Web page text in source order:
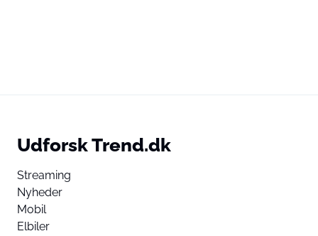
Udforsk Trend.dk
Streaming
Nyheder
Mobil
Elbiler